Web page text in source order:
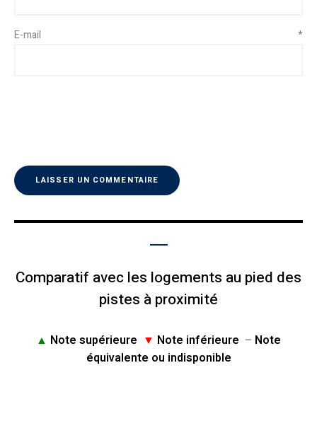
E-mail *
Comparatif avec les logements au pied des
pistes à proximité
▲ Note supérieure ▼ Note inférieure – Note
équivalente ou indisponible